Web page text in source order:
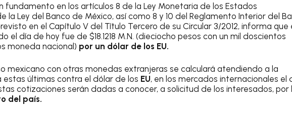
fundamento en los artículos 8 de la Ley Monetaria de los Estados
la Ley del Banco de México, así como 8 y 10 del Reglamento Interior del
en el Capítulo V del Título Tercero de su Circular 3/2012, informa que
el día de hoy fue de $18.1218 M.N. (dieciocho pesos con un mil doscientos
moneda nacional) por un dólar de los EU.
mexicano con otras monedas extranjeras se calculará atendiendo a la
últimas contra el dólar de los EU, en los mercados internacionales el
cotizaciones serán dadas a conocer, a solicitud de los interesados, por
del país.